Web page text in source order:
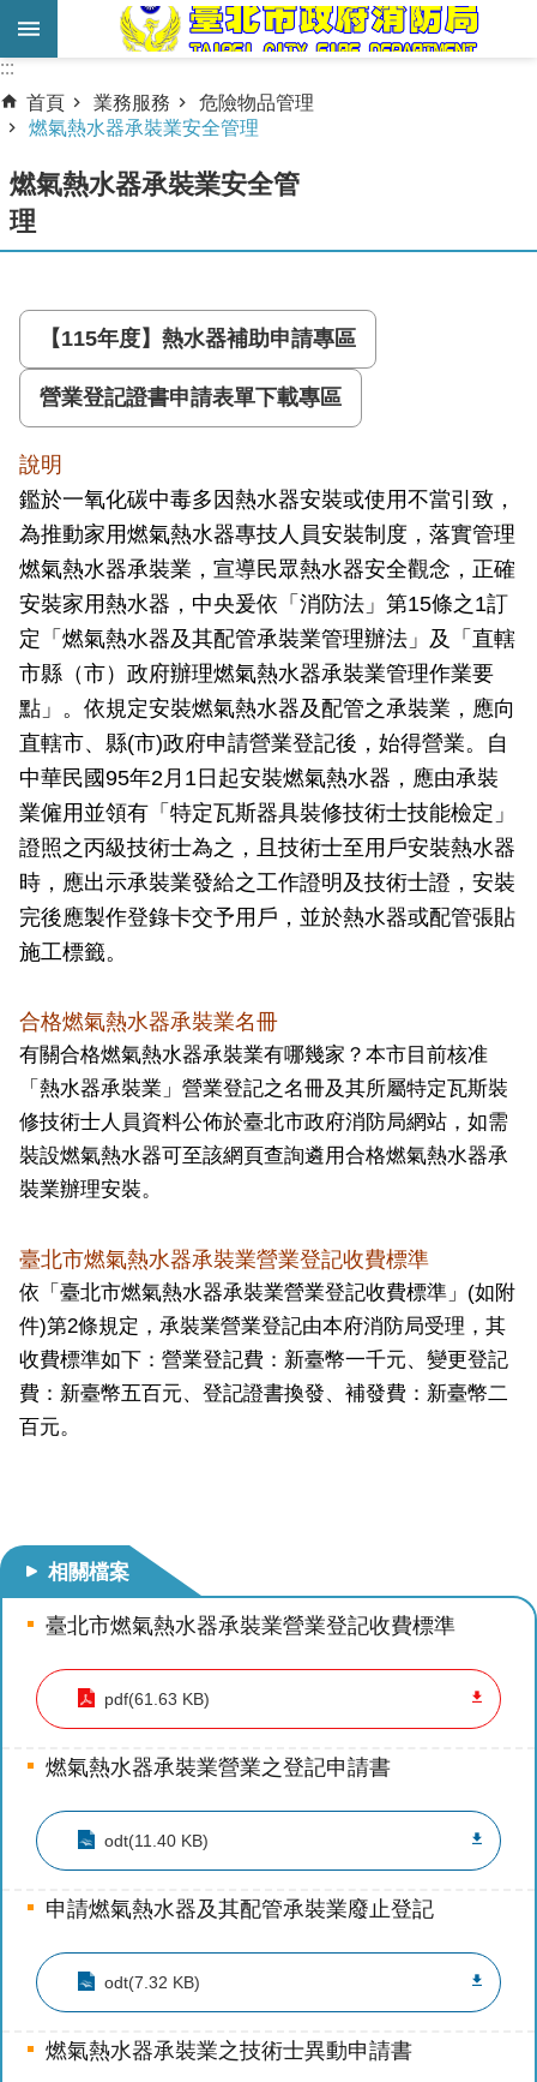
跳到主要內容區塊
進
階
尋
業
務
機
關
介
宣
導
教
育
下
專
區
民
力
園
地
政
訊
公
開
公
文
公
專
區
統
計
資
料
區
檔
應
用
榮
榜
聯
絡
訊
相
關
:::
:::
首頁
業務服務
危險物品管理
燃氣熱水器承裝業安全管理
燃氣熱水器承裝業安全管
理
【115年度】熱水器補助申請專區
營業登記證書申請表單下載專區
說明
鑑於一氧化碳中毒多因熱水器安裝或使用不當引致，
為推動家用燃氣熱水器專技人員安裝制度，落實管理
燃氣熱水器承裝業，宣導民眾熱水器安全觀念，正確
安裝家用熱水器，中央爰依「消防法」第15條之1訂
定「燃氣熱水器及其配管承裝業管理辦法」及「直轄
市縣（市）政府辦理燃氣熱水器承裝業管理作業要
點」。依規定安裝燃氣熱水器及配管之承裝業，應向
直轄市、縣(市)政府申請營業登記後，始得營業。自
中華民國95年2月1日起安裝燃氣熱水器，應由承裝
業僱用並領有「特定瓦斯器具裝修技術士技能檢定」
證照之丙級技術士為之，且技術士至用戶安裝熱水器
時，應出示承裝業發給之工作證明及技術士證，安裝
完後應製作登錄卡交予用戶，並於熱水器或配管張貼
施工標籤。
合格燃氣熱水器承裝業名冊
有關合格燃氣熱水器承裝業有哪幾家？本市目前核准
「熱水器承裝業」營業登記之名冊及其所屬特定瓦斯裝
修技術士人員資料公佈於臺北市政府消防局網站，如需
裝設燃氣熱水器可至該網頁查詢遴用合格燃氣熱水器承
裝業辦理安裝。
臺北市燃氣熱水器承裝業營業登記收費標準
依「臺北市燃氣熱水器承裝業營業登記收費標準」(如附
件)第2條規定，承裝業營業登記由本府消防局受理，其
收費標準如下：營業登記費：新臺幣一千元、變更登記
費：新臺幣五百元、登記證書換發、補發費：新臺幣二
百元。
相關檔案
臺北市燃氣熱水器承裝業營業登記收費標準
pdf(61.63 KB)
燃氣熱水器承裝業營業之登記申請書
odt(11.40 KB)
申請燃氣熱水器及其配管承裝業廢止登記
odt(7.32 KB)
燃氣熱水器承裝業之技術士異動申請書